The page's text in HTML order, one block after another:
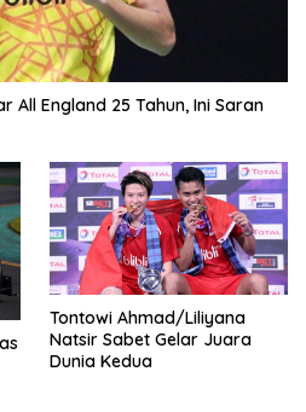
All England 25 Tahun, Ini Saran
Tontowi Ahmad/Liliyana
Natsir Sabet Gelar Juara
Dunia Kedua